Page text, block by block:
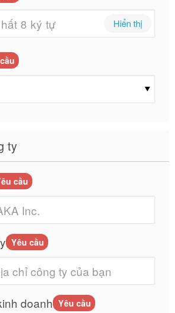
Hiển thị
ty
cầu
Yêu cầu
doanh Yêu cầu